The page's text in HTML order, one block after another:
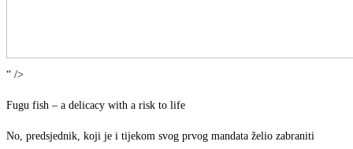
“ />
Fugu fish – a delicacy with a risk to life
No, predsjednik, koji je i tijekom svog prvog mandata želio zabraniti